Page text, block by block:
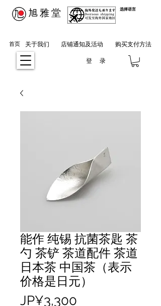
登 录
​旭雅堂 选择语言
首页 关于我们 店铺通知及活动 购买支付方法
能作 纯锡 抗菌茶匙 茶
勺 茶铲 茶道配件 茶道
日本茶 中国茶（表示
价格是日元）
JP¥3,300